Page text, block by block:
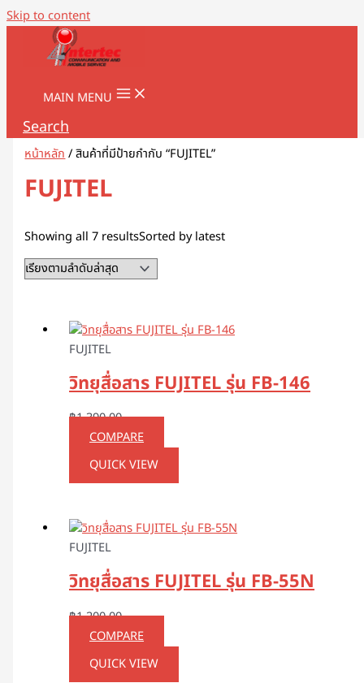
Skip to content
MAIN MENU
Search
หน้าหลัก/ สินค้าที่มีป้ายกำกับ “FUJITEL”
FUJITEL
Showing all 7 resultsSorted by latest
FUJITEL
วิทยุสื่อสาร FUJITEL รุ่น FB-146
฿1,390.00
COMPARE
QUICK VIEW
FUJITEL
วิทยุสื่อสาร FUJITEL รุ่น FB-55N
฿1,200.00
COMPARE
QUICK VIEW